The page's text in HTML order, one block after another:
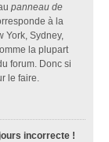
panneau de
à la
York, Sydney,
la plupart
forum. Donc si
le faire.
incorrecte !